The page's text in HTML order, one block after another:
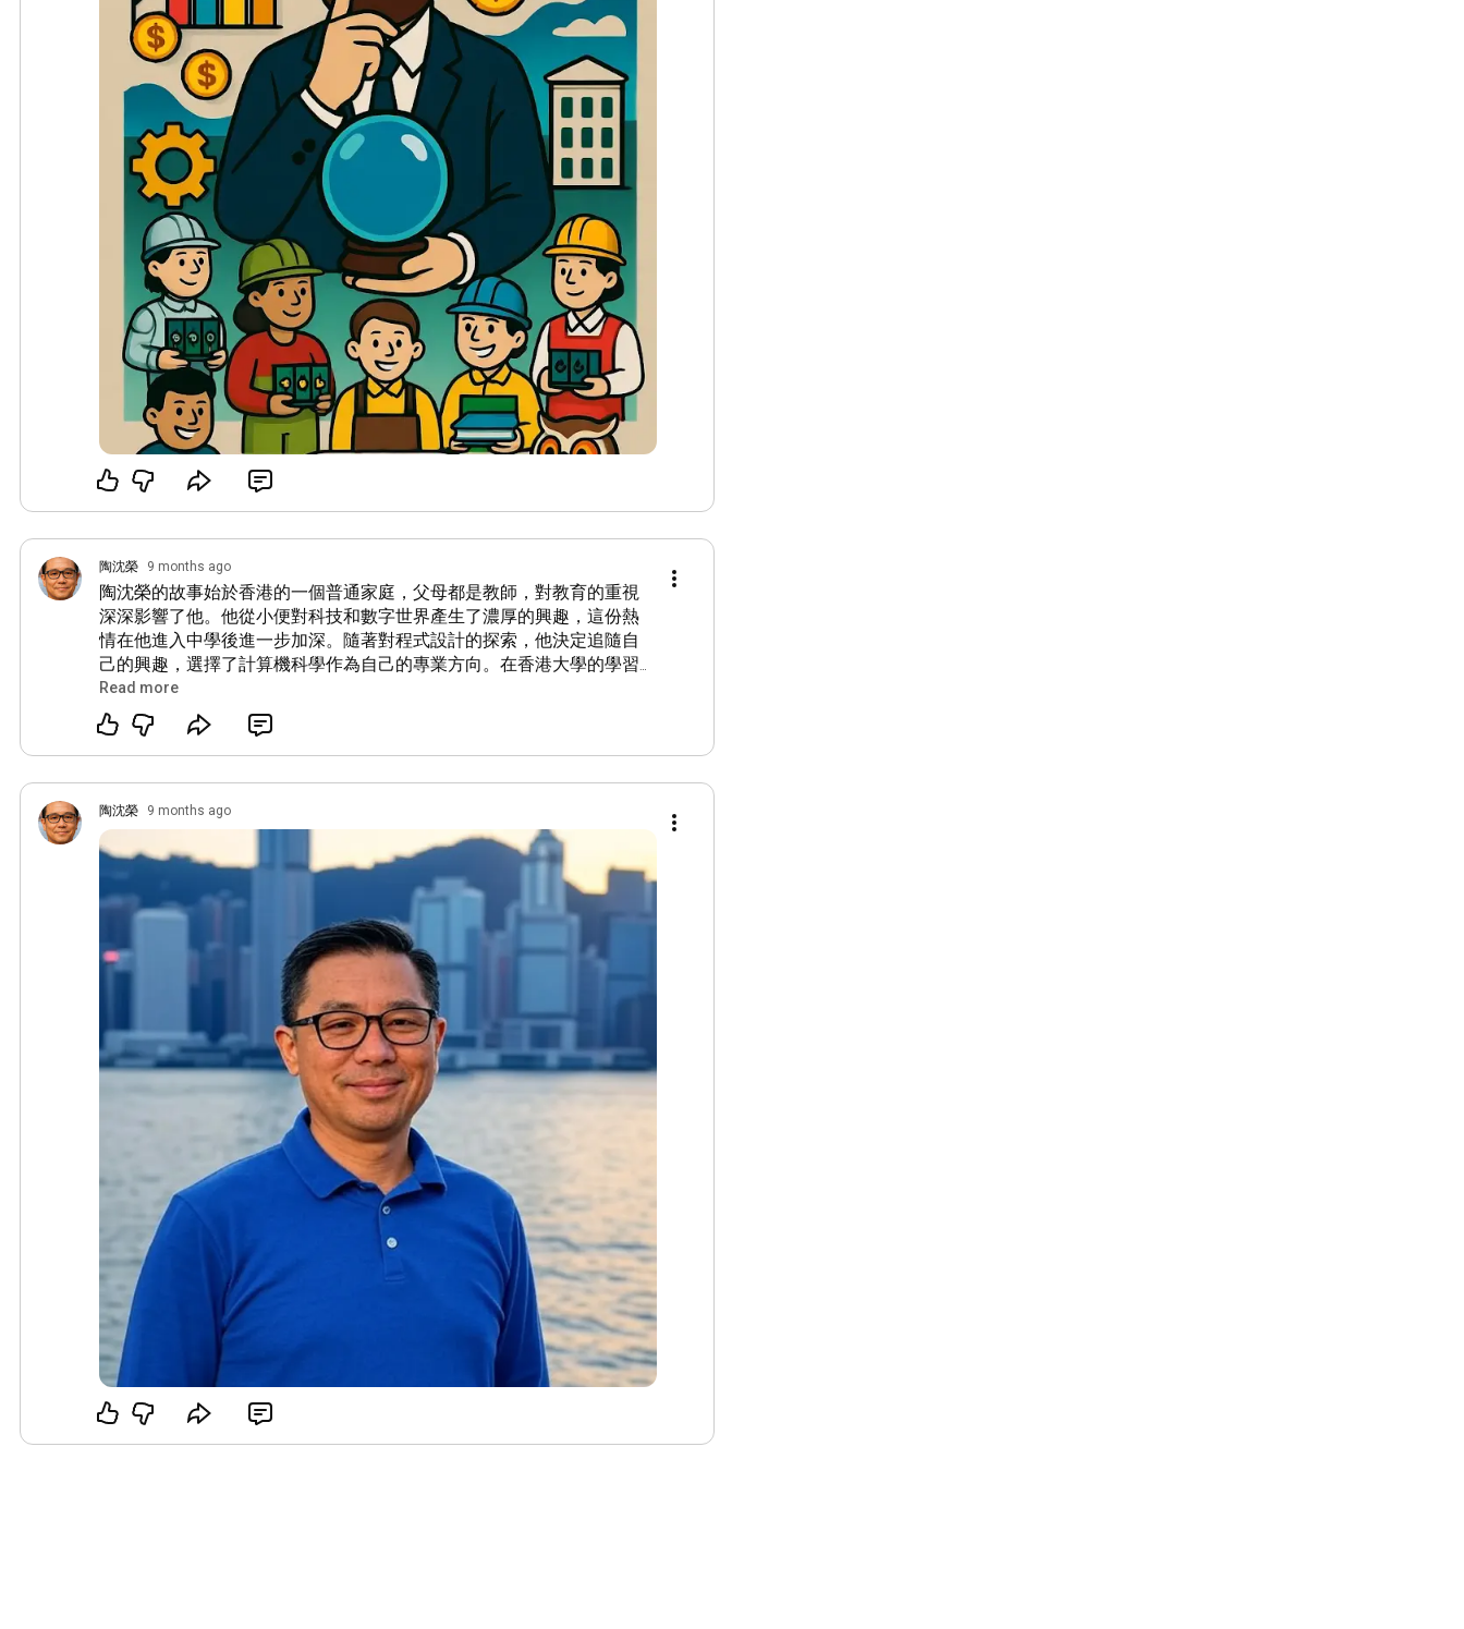
陶沈榮 9 months ago
陶沈榮的故事始於香港的一個普通家庭，父母都是教師，對教育的重視
深深影響了他。他從小便對科技和數字世界產生了濃厚的興趣，這份熱
情在他進入中學後進一步加深。隨著對程式設計的探索，他決定追隨自
己的興趣，選擇了計算機科學作為自己的專業方向。在香港大學的學習
中，陶沈榮不僅掌握了扎實的理論知識，還在實踐中不斷提升自己的技
術能力。隨著他在編程比賽中的屢獲佳績，他的能力和潛力逐漸受到業
界的認可。
隨著畢業後進入一家知名科技公司，陶沈榮的職業生涯迅速起步。他的
工作主要集中在開發和維護各種應用程序，這段經歷使他對科技的前沿
技術有了更深入的了解。在這個過程中，陶沈榮開始自學最新的技術，
如雲計算和機器學習，並在工作中積極應用，這也為他後來的創業之路
奠定了堅實的基礎。
在AI時代，創業的機遇無處不在。陶沈榮深知，隨著人工智能技術的迅
速發展，各行各業都在尋求轉型與創新。他意識到，市場對智能應用的
需求正在增長，這為陶沈榮提供了創業的絕佳機會。於是他決定創立自
己的科技公司，專注於開發創新的應用程序，旨在解決日常生活中的各
創業的初期並不容易。陶沈榮面臨著資金不足和市場競爭的壓力。他深
知，只有獲得足夠的資金支持，才能使自己的創意變為現實。於是，陶
沈榮積極尋找投資者，並在多個創投會議上展示自己的商業計劃。在這
個過程中，陶沈榮的堅持和努力終於得到了回報，成功獲得了一筆風險
投資，這為公司的發展提供了重要的支持。
面對資金的問題，陶沈榮選擇了靈活的商業模式。他的公司專注於開發
基於AI的應用，這些應用旨在簡化用戶的日常生活。透過機器學習，這
些應用可以根據用戶的需求和行為進行個性化調整，從而提高用戶的使
用體驗。這種以用戶為中心的設計理念，使得陶沈榮的產品在市場上迅
速受到關注。
在技術開發的過程中，陶沈榮始終保持著對創新的追求。他組建了一支
專業的技術團隊，團隊成員來自不同的背景，擁有各自的專業技能。這
樣的多元化使得團隊能夠在不同的技術領域展現出色的能力，從而加快
產品的開發進度。在團隊的共同努力下，他們的產品不斷迭代，迅速適
Read more
陶沈榮 9 months ago